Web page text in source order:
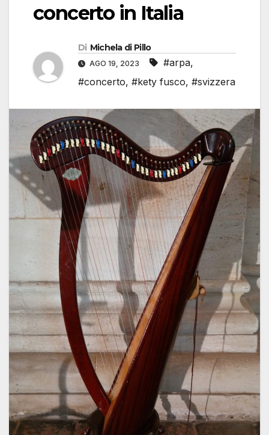
concerto in Italia
Di Michela di Pillo
AGO 19, 2023 #arpa,
#concerto, #kety fusco, #svizzera